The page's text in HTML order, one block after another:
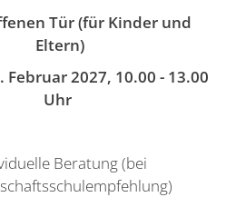
Tür (für Kinder und
Eltern)
Februar 2027, 10.00 - 13.00
Uhr
Beratung (bei